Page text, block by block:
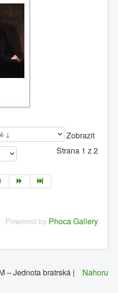
Zobrazit
Strana 1 z 2
Powered by Phoca Gallery
Nahoru
– Jednota bratrská |